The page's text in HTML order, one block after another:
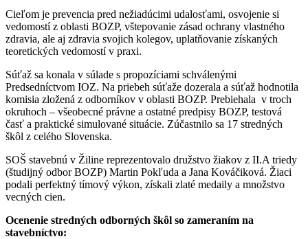
Cieľom je prevencia pred nežiadúcimi udalosťami, osvojenie si
vedomostí z oblasti BOZP, vštepovanie zásad ochrany vlastného
zdravia, ale aj zdravia svojich kolegov, uplatňovanie získaných
teoretických vedomostí v praxi.
Súťaž sa konala v súlade s propozíciami schválenými
Predsedníctvom IOZ. Na priebeh súťaže dozerala a súťaž hodnotila
komisia zložená z odborníkov v oblasti BOZP. Prebiehala v troch
okruhoch – všeobecné právne a ostatné predpisy BOZP, testová
časť a praktické simulované situácie. Zúčastnilo sa 17 stredných
škôl z celého Slovenska.
SOŠ stavebnú v Žiline reprezentovalo družstvo žiakov z II.A triedy
(študijný odbor BOZP) Martin Pokľuda a Jana Kováčiková. Žiaci
podali perfektný tímový výkon, získali zlaté medaily a množstvo
vecných cien.
Ocenenie stredných odborných škôl so zameraním na
stavebníctvo: